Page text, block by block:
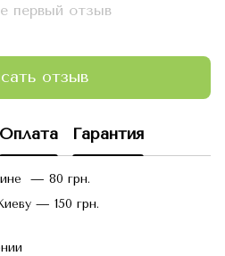
первый отзыв
отзыв
Оплата Гарантия
— 80 грн.
— 150 грн.